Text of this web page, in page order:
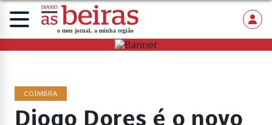
COIMBRA
Diogo Dores é o novo